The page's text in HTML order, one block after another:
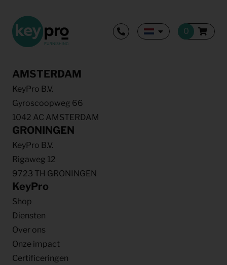
AMSTERDAM
KeyPro B.V.
Gyroscoopweg 66
1042 AC AMSTERDAM
GRONINGEN
KeyPro B.V.
Rigaweg 12
9723 TH GRONINGEN
KeyPro
Shop
Diensten
Over ons
Onze impact
Certificeringen